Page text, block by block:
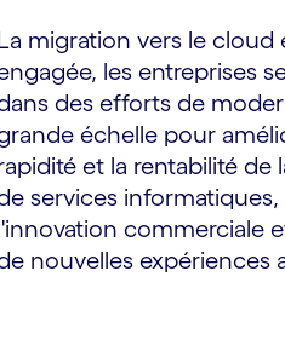
migration vers le cloud
les entreprises
des efforts de
échelle pour
et la rentabilité de
services
commerciale
nouvelles expériences